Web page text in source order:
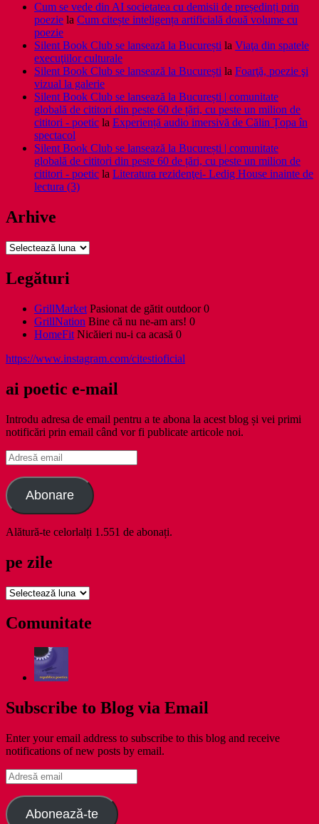
Cum se vede din AI societatea cu demisii de președinți prin
poezie la Cum citește inteligența artificială două volume cu
poezie
Silent Book Club se lansează la București la Viaţa din spatele
execuţiilor culturale
Silent Book Club se lansează la București la Foarţă, poezie şi
vizual la galerie
Silent Book Club se lansează la București | comunitate
globală de cititori din peste 60 de țări, cu peste un milion de
cititori - poetic la Experiență audio imersivă de Călin Țopa în
spectacol
Silent Book Club se lansează la București | comunitate
globală de cititori din peste 60 de țări, cu peste un milion de
cititori - poetic la Literatura rezidenţei- Ledig House inainte de
lectura (3)
Arhive
Arhive
Legături
GrillMarket Pasionat de gătit outdoor 0
GrillNation Bine că nu ne-am ars! 0
HomeFit Nicăieri nu-i ca acasă 0
https://www.instagram.com/citestioficial
ai poetic e-mail
Introdu adresa de email pentru a te abona la acest blog și vei primi
notificări prin email când vor fi publicate articole noi.
Adresă
email
Abonare
Alătură-te celorlalți 1.551 de abonați.
pe zile
pe
Comunitate
Subscribe to Blog via Email
Enter your email address to subscribe to this blog and receive
notifications of new posts by email.
Adresă
email
Abonează-te